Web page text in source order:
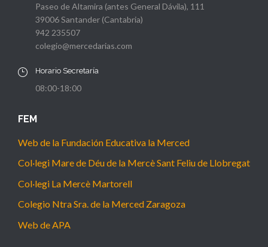
Paseo de Altamira (antes General Dávila), 111
39006 Santander (Cantabria)
942 235507
colegio@mercedarias.com
Horario Secretaría
08:00-18:00
FEM
Web de la Fundación Educativa la Merced
Col·legi Mare de Déu de la Mercè Sant Feliu de Llobregat
Col·legi La Mercè Martorell
Colegio Ntra Sra. de la Merced Zaragoza
Web de APA